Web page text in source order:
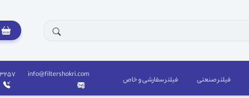
فیلتر صنعتی فیلتر سفارشی و خاص
info@filtershokri.com